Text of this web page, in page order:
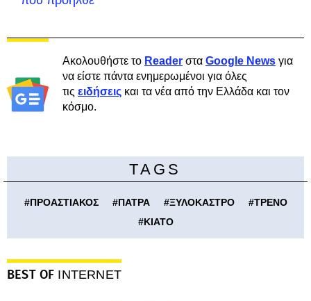
Ακολουθήστε το Reader στα Google News για
να είστε πάντα ενημερωμένοι για όλες
τις ειδήσεις και τα νέα από την Ελλάδα και τον
κόσμο.
TAGS
#ΠΡΟΑΣΤΙΑΚΟΣ #ΠΑΤΡΑ #ΞΥΛΟΚΑΣΤΡΟ #ΤΡΕΝΟ
#ΚΙΑΤΟ
BEST OF INTERNET